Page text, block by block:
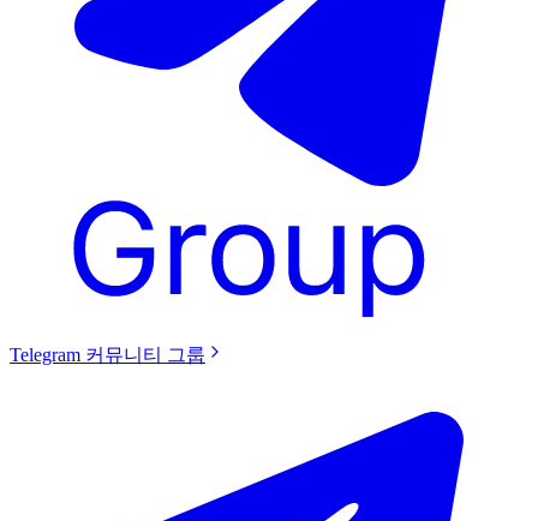
Telegram 커뮤니티 그룹